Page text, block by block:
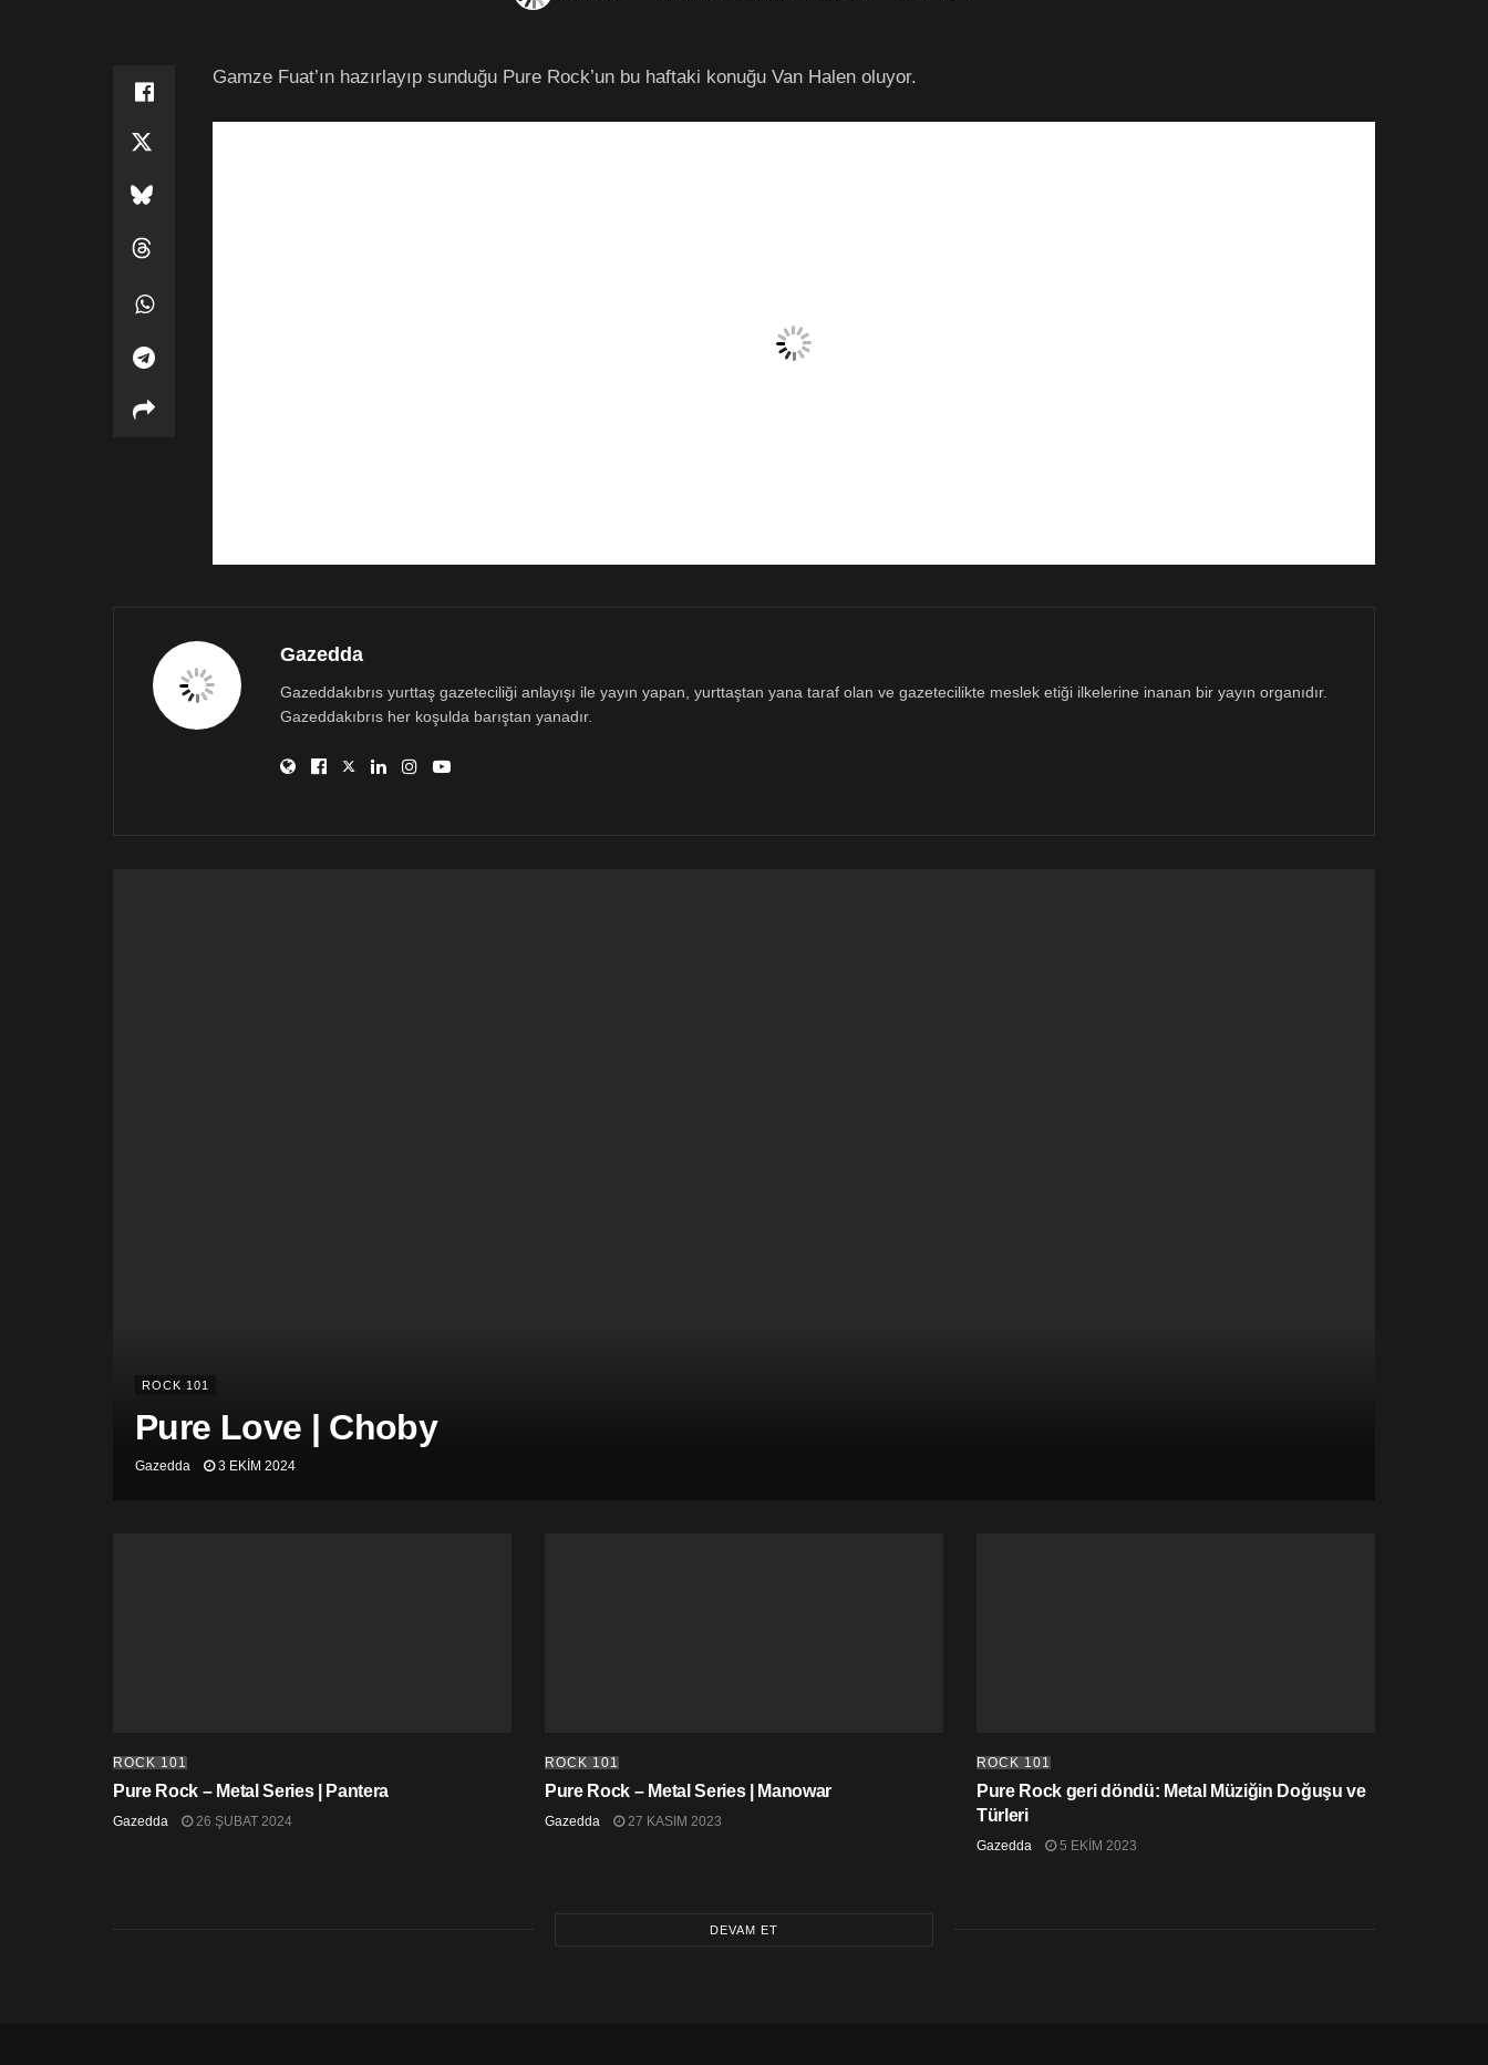
Gamze Fuat’ın hazırlayıp sunduğu Pure Rock’un bu haftaki konuğu Van Halen oluyor.
Gazedda
Gazeddakıbrıs yurttaş gazeteciliği anlayışı ile yayın yapan, yurttaştan yana taraf olan ve gazetecilikte meslek etiği ilkelerine inanan bir yayın organıdır.
Gazeddakıbrıs her koşulda barıştan yanadır.
ROCK 101
Pure Love | Choby
Gazedda 3 EKIM 2024
ROCK 101
Pure Rock – Metal Series | Pantera
Gazedda 26 ŞUBAT 2024
ROCK 101
Pure Rock – Metal Series | Manowar
Gazedda 27 KASIM 2023
ROCK 101
Pure Rock geri döndü: Metal Müziğin Doğuşu ve
Türleri
Gazedda 5 EKIM 2023
DEVAM ET